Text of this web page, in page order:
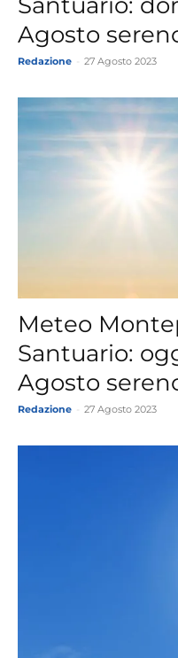
Agosto
Redazione 27 Agosto 2023
Meteo
Santuario:
Agosto
Redazione 27 Agosto 2023